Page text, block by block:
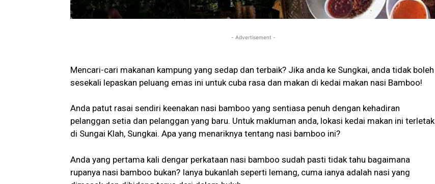
- Advertisement -
Mencari-cari makanan kampung yang sedap dan terbaik? Jika anda ke Sungkai, anda tidak boleh
sesekali lepaskan peluang emas ini untuk cuba rasa dan makan di kedai makan nasi Bamboo!
Anda patut rasai sendiri keenakan nasi bamboo yang sentiasa penuh dengan kehadiran
pelanggan setia dan pelanggan yang baru. Untuk makluman anda, lokasi kedai makan ini terletak
di Sungai Klah, Sungkai. Apa yang menariknya tentang nasi bamboo ini?
Anda yang pertama kali dengar perkataan nasi bamboo sudah pasti tidak tahu bagaimana
rupanya nasi bamboo bukan? Ianya bukanlah seperti lemang, cuma ianya adalah nasi yang